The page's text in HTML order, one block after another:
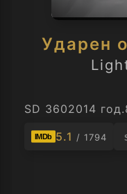
Ударен
SD 3602014 год.
IMDb 5.1 / 1794